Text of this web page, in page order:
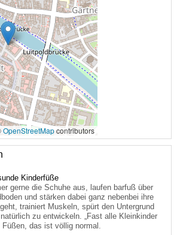
OpenStreetMapcontributors
Kinderfüße
gerne die Schuhe aus, laufen barfuß über
und stärken dabei ganz nebenbei ihre
trainiert Muskeln, spürt den Untergrund
zu entwickeln. „Fast alle Kleinkinder
das ist völlig normal.